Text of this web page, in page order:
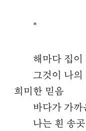
*
해마다 집이
그것이 나의
희미한 믿음
바다가 가까
나는 흰 송곳